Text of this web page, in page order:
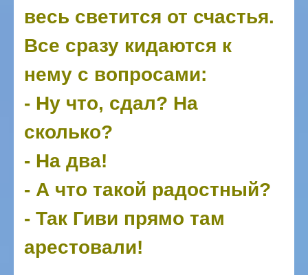
весь светится от счастья.
Все сразу кидаются к
нему с вопросами:
- Ну что, сдал? На
сколько?
- На два!
- А что такой радостный?
- Так Гиви прямо там
арестовали!